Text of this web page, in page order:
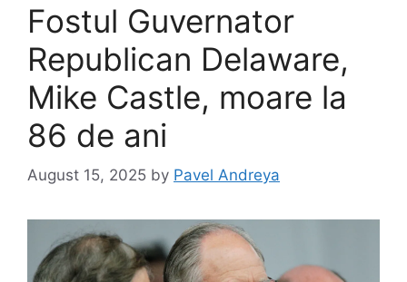
Fostul Guvernator
Republican Delaware,
Mike Castle, moare la
86 de ani
August 15, 2025 by Pavel Andreya